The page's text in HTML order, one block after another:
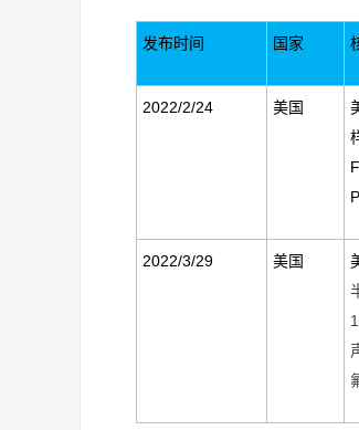
发布时间 国家
2022/2/24 美国
2022/3/29 美国